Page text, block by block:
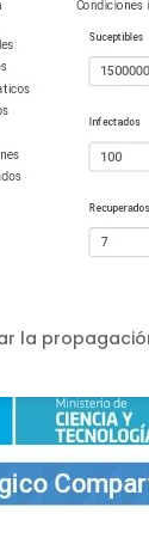
la